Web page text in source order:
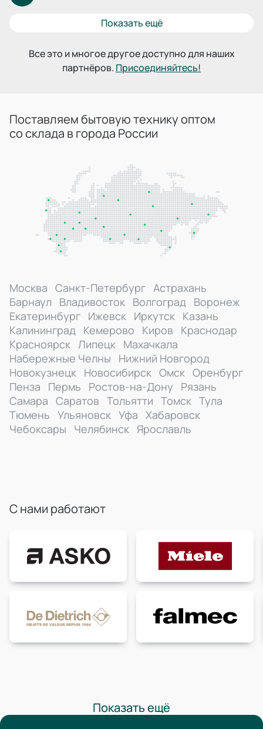
Показать ещё
Все это и многое другое доступно для наших
партнёров. Присоединяйтесь!
Поставляем бытовую технику оптом
со склада в города России
Москва Санкт-Петербург Астрахань
Барнаул
Владивосток Волгоград Воронеж
Екатеринбург Ижевск Иркутск Казань
Калининград Кемерово Киров
Краснодар
Красноярск Липецк Махачкала
Набережные Челны
Нижний Новгород
Новокузнецк Новосибирск Омск Оренбург
Пенза
Пермь Ростов-на-Дону
Рязань
Самара Саратов Тольятти Томск Тула
Тюмень Ульяновск Уфа Хабаровск
Чебоксары
Челябинск Ярославль
С нами работают
Показать ещё